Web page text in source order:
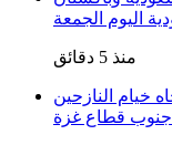
اليوم الجمعة
منذ 5 دقائق
خيام النازحين
قطاع غزة